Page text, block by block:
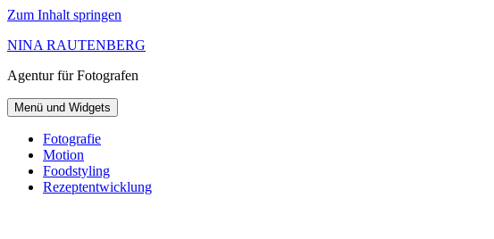
Zum Inhalt springen
NINA RAUTENBERG
Agenturfür Fotografen
Menü und Widgets
Fotografie
Motion
Foodstyling
Rezeptentwicklung